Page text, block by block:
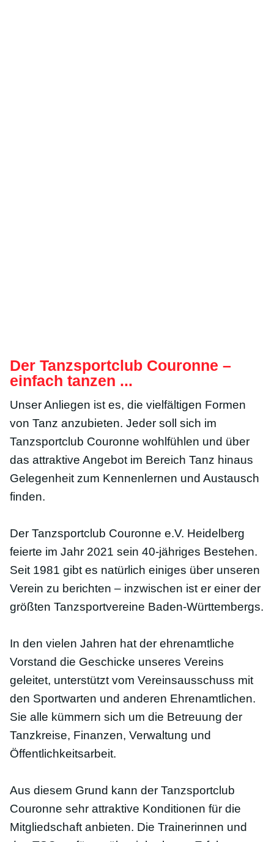
Der Tanzsportclub Couronne –
einfach tanzen ...
Unser Anliegen ist es, die vielfältigen Formen
von Tanz anzubieten. Jeder soll sich im
Tanzsportclub Couronne wohlfühlen und über
das attraktive Angebot im Bereich Tanz hinaus
Gelegenheit zum Kennenlernen und Austausch
finden.
Der Tanzsportclub Couronne e.V. Heidelberg
feierte im Jahr 2021 sein 40-jähriges Bestehen.
Seit 1981 gibt es natürlich einiges über unseren
Verein zu berichten – inzwischen ist er einer der
größten Tanzsportvereine Baden-Württembergs.
In den vielen Jahren hat der ehrenamtliche
Vorstand die Geschicke unseres Vereins
geleitet, unterstützt vom Vereinsausschuss mit
den Sportwarten und anderen Ehrenamtlichen.
Sie alle kümmern sich um die Betreuung der
Tanzkreise, Finanzen, Verwaltung und
Öffentlichkeitsarbeit.
Aus diesem Grund kann der Tanzsportclub
Couronne sehr attraktive Konditionen für die
Mitgliedschaft anbieten. Die Trainerinnen und